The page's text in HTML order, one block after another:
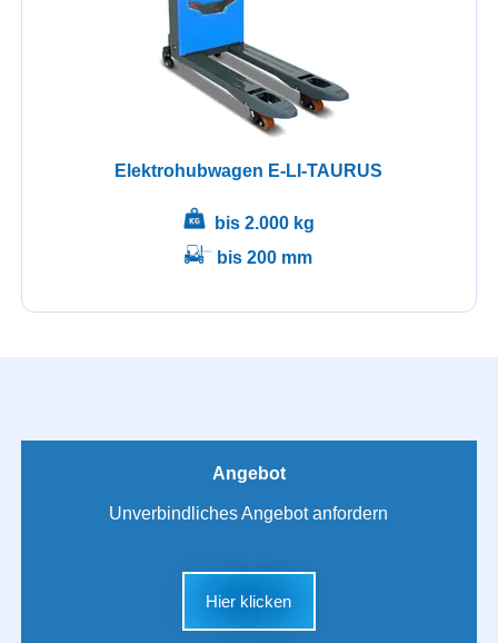
Elektrohubwagen E-LI-TAURUS
bis 2.000 kg
bis 200 mm
Angebot
Unverbindliches Angebot anfordern
Hier klicken